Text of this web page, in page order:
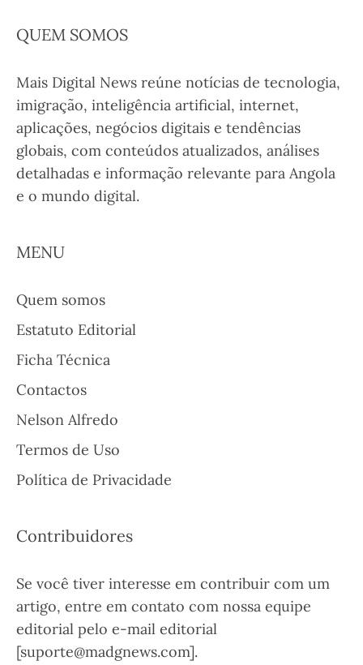
QUEM SOMOS
Mais Digital News reúne notícias de tecnologia,
imigração, inteligência artificial, internet,
aplicações, negócios digitais e tendências
globais, com conteúdos atualizados, análises
detalhadas e informação relevante para Angola
e o mundo digital.
MENU
Quem somos
Estatuto Editorial
Ficha Técnica
Contactos
Nelson Alfredo
Termos de Uso
Política de Privacidade
Contribuidores
Se você tiver interesse em contribuir com um
artigo, entre em contato com nossa equipe
editorial pelo e-mail editorial
[suporte@madgnews.com].